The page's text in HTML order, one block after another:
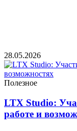
28.05.2026
Полезное
LTX Studio:
работе и